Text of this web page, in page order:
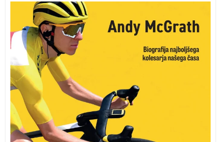
Biografija Tadeja Pogačarja izpod peresa priznanega
športnega novinarja Andyja McGratha prinaša
poglobljen portret enega največjih kolesarjev
današnjega časa.
Tadej Pogačar: Neustavljiv